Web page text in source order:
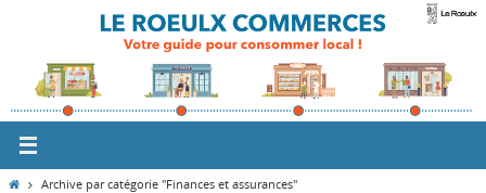
contenu
HomeArchive par catégorie "Finances et assurances"